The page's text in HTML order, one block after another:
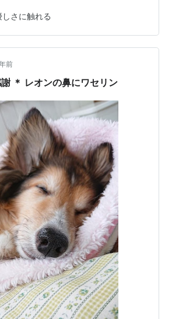
がとても酷くて病院へ行った時、病
珍しいヤンキーっぽいお兄さんが私
のです。その方もどうも鼻の症状が
じ病院だ！！とすぐに分かりまし
そうとう鼻水が酷くて目も痒くて仕
しさに触れる
前
＊ レオンの鼻にワセリン